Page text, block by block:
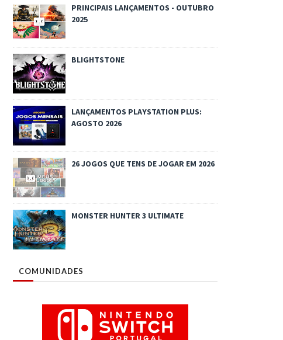
PRINCIPAIS LANÇAMENTOS - OUTUBRO
2025
BLIGHTSTONE
LANÇAMENTOS PLAYSTATION PLUS:
AGOSTO 2026
26 JOGOS QUE TENS DE JOGAR EM 2026
MONSTER HUNTER 3 ULTIMATE
COMUNIDADES